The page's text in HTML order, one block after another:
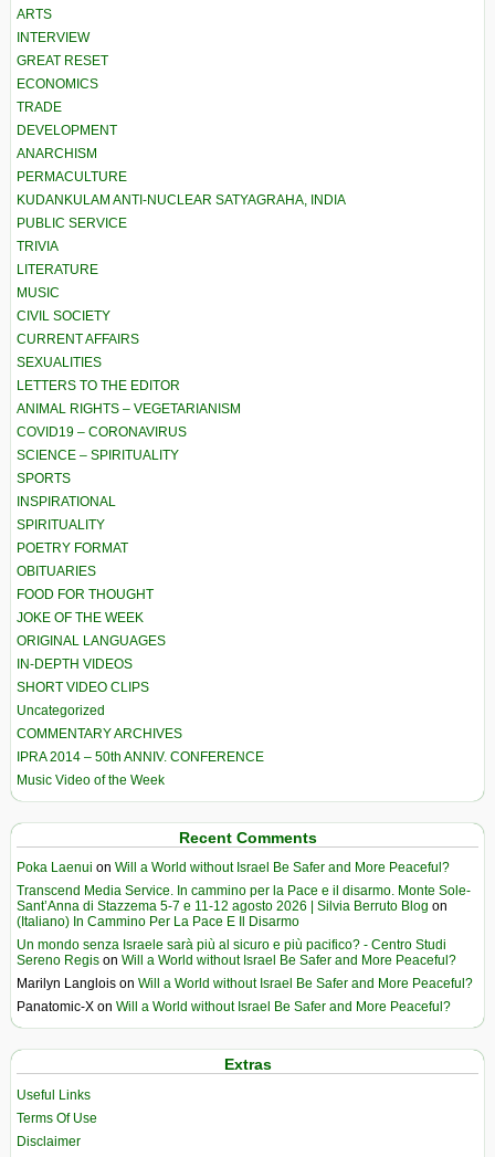
ARTS
INTERVIEW
GREAT RESET
ECONOMICS
TRADE
DEVELOPMENT
ANARCHISM
PERMACULTURE
KUDANKULAM ANTI-NUCLEAR SATYAGRAHA, INDIA
PUBLIC SERVICE
TRIVIA
LITERATURE
MUSIC
CIVIL SOCIETY
CURRENT AFFAIRS
SEXUALITIES
LETTERS TO THE EDITOR
ANIMAL RIGHTS – VEGETARIANISM
COVID19 – CORONAVIRUS
SCIENCE – SPIRITUALITY
SPORTS
INSPIRATIONAL
SPIRITUALITY
POETRY FORMAT
OBITUARIES
FOOD FOR THOUGHT
JOKE OF THE WEEK
ORIGINAL LANGUAGES
IN-DEPTH VIDEOS
SHORT VIDEO CLIPS
Uncategorized
COMMENTARY ARCHIVES
IPRA 2014 – 50th ANNIV. CONFERENCE
Music Video of the Week
Recent Comments
Poka Laenui on Will a World without Israel Be Safer and More Peaceful?
Transcend Media Service. In cammino per la Pace e il disarmo. Monte Sole-
Sant’Anna di Stazzema 5-7 e 11-12 agosto 2026 | Silvia Berruto Blog on
(Italiano) In Cammino Per La Pace E Il Disarmo
Un mondo senza Israele sarà più al sicuro e più pacifico? - Centro Studi
Sereno Regis on Will a World without Israel Be Safer and More Peaceful?
Marilyn Langlois on Will a World without Israel Be Safer and More Peaceful?
Panatomic-X on Will a World without Israel Be Safer and More Peaceful?
Extras
Useful Links
Terms Of Use
Disclaimer